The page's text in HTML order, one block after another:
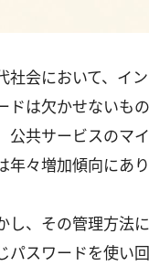
社会において、イ
ドは欠かせないも
公共サービスのマ
年々増加傾向にあり
し、その管理方法
パスワードを使い